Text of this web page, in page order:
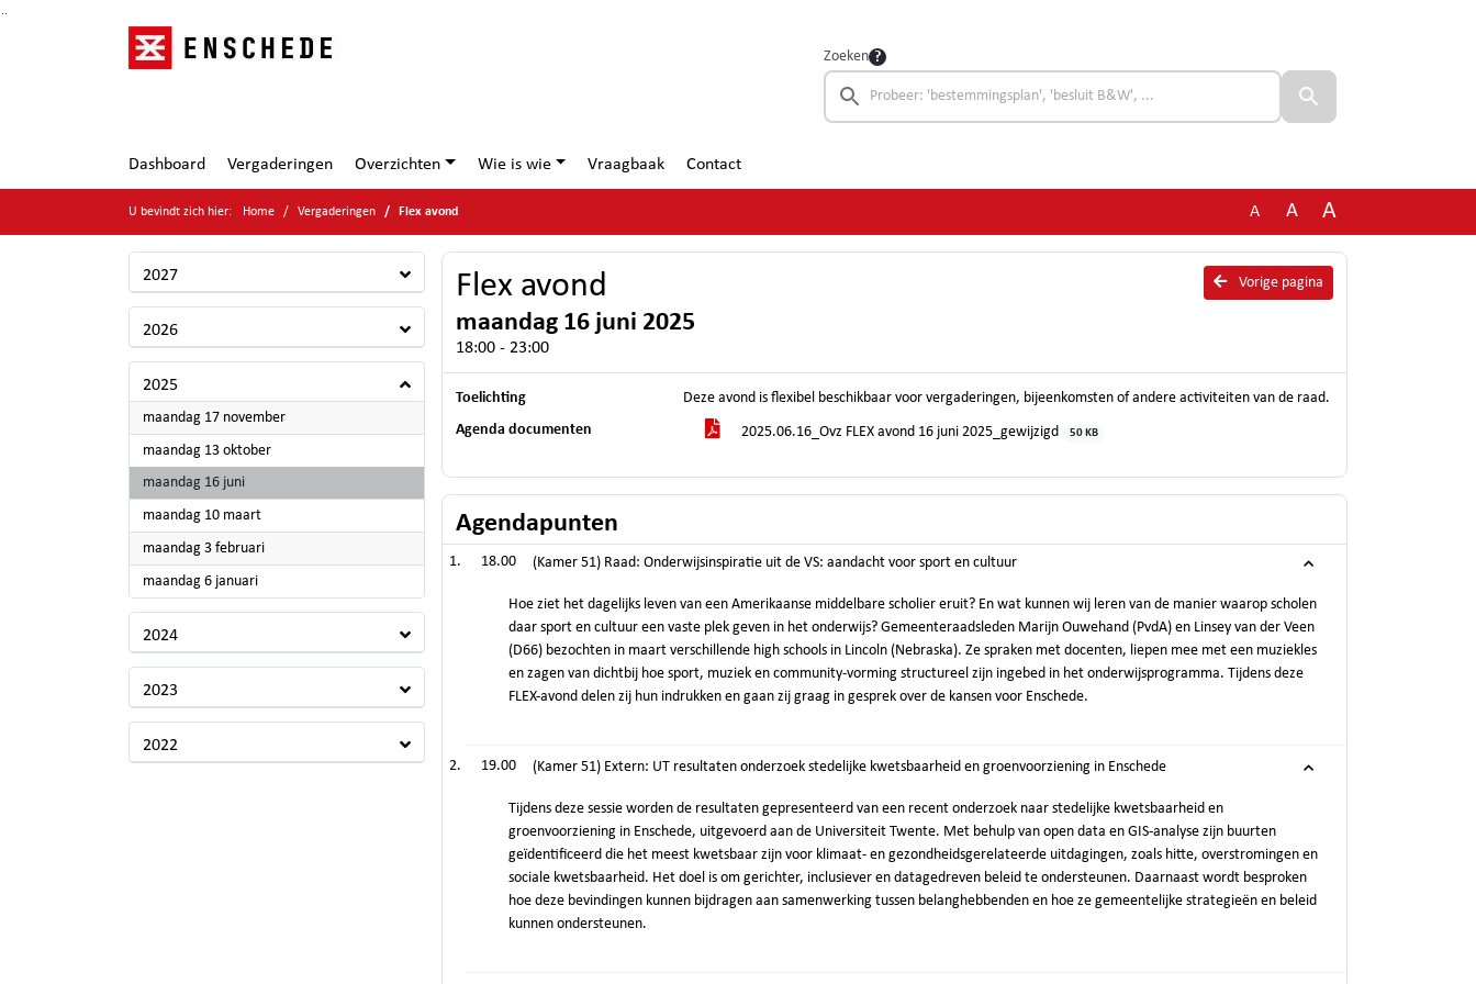
Ga naar de inhoud van deze pagina
Ga naar het zoeken
Ga naar het menu
Zoeken
Dashboard Vergaderingen Overzichten Wie is wie Vraagbaak Contact
U bevindt zich hier: Home Vergaderingen Flex avond A A A
2027
2026
2025
maandag 17 november2025
maandag 13 oktober2025
maandag 16 juni2025
maandag 10 maart2025
maandag 3 februari2025
maandag 6 januari2025
2024
2023
2022
Vorige pagina
Flex avond
maandag 16 juni 2025
18:00 - 23:00
Toelichting
Deze avond is flexibel beschikbaar voor vergaderingen, bijeenkomsten of andere activiteiten van de raad.
Agenda documenten
2025.06.16_Ovz FLEX avond 16 juni 2025_gewijzigd 50 KB
Agendapunten
18.00 (Kamer 51) Raad: Onderwijsinspiratie uit de VS: aandacht voor sport en cultuur
Hoe ziet het dagelijks leven van een Amerikaanse middelbare scholier eruit? En wat kunnen wij leren van de manier waarop scholen
daar sport en cultuur een vaste plek geven in het onderwijs? Gemeenteraadsleden Marijn Ouwehand (PvdA) en Linsey van der Veen
(D66) bezochten in maart verschillende high schools in Lincoln (Nebraska). Ze spraken met docenten, liepen mee met een muziekles
en zagen van dichtbij hoe sport, muziek en community-vorming structureel zijn ingebed in het onderwijsprogramma. Tijdens deze
FLEX-avond delen zij hun indrukken en gaan zij graag in gesprek over de kansen voor Enschede.
19.00 (Kamer 51) Extern: UT resultaten onderzoek stedelijke kwetsbaarheid en groenvoorziening in Enschede
Tijdens deze sessie worden de resultaten gepresenteerd van een recent onderzoek naar stedelijke kwetsbaarheid en
groenvoorziening in Enschede, uitgevoerd aan de Universiteit Twente. Met behulp van open data en GIS-analyse zijn buurten
geïdentificeerd die het meest kwetsbaar zijn voor klimaat- en gezondheidsgerelateerde uitdagingen, zoals hitte, overstromingen en
sociale kwetsbaarheid. Het doel is om gerichter, inclusiever en datagedreven beleid te ondersteunen. Daarnaast wordt besproken
hoe deze bevindingen kunnen bijdragen aan samenwerking tussen belanghebbenden en hoe ze gemeentelijke strategieën en beleid
kunnen ondersteunen.